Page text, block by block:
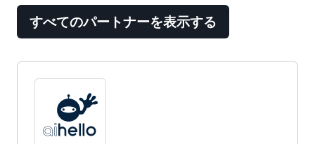
すべてのパートナーを表示する